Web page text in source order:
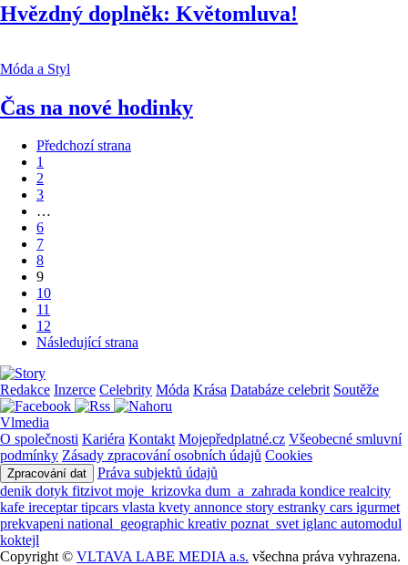
Hvězdný doplněk: Květomluva!
Móda a Styl
Čas na nové hodinky
Předchozí strana
1
2
3
…
6
7
8
9
10
11
12
Následující strana
Redakce Inzerce Celebrity Móda Krása Databáze celebrit Soutěže
Vlmedia
O společnosti Kariéra Kontakt Mojepředplatné.cz Všeobecné smluvní
podmínky Zásady zpracování osobních údajů Cookies
Zpracování dat
Práva subjektů údajů
denik dotyk fitzivotmoje_krizovka dum_a_zahrada kondice realcity
kafe ireceptartipcars vlasta kvety annonce story estranky cars igurmet
prekvapeni national_geographic kreativ poznat_svetiglanc automodul
koktejl
Copyright © VLTAVA LABE MEDIA a.s. všechna práva vyhrazena.